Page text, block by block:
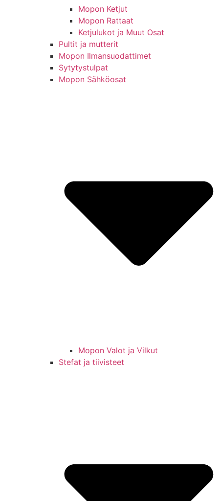
Mopon Ketjut
Mopon Rattaat
Ketjulukot ja Muut Osat
Pultit ja mutterit
Mopon Ilmansuodattimet
Sytytystulpat
Mopon Sähköosat
Mopon Valot ja Vilkut
Stefat ja tiivisteet